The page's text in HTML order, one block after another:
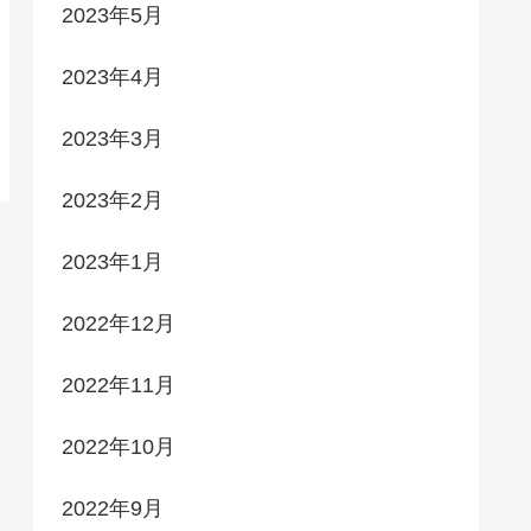
2023年5月
2023年4月
2023年3月
2023年2月
2023年1月
2022年12月
2022年11月
2022年10月
2022年9月